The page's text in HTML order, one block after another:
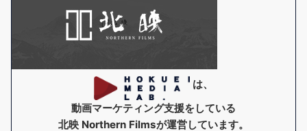
は、
動画マーケティング支援をしている
北映 Northern Filmsが運営しています。